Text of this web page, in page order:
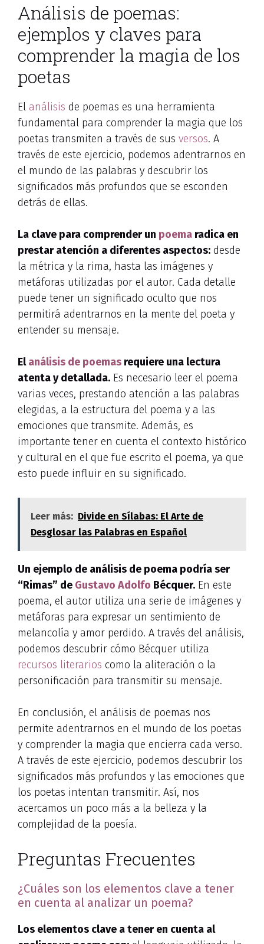
Análisis de poemas:
ejemplos y claves para
comprender la magia de los
poetas
El análisis de poemas es una herramienta
fundamental para comprender la magia que los
poetas transmiten a través de sus versos. A
través de este ejercicio, podemos adentrarnos en
el mundo de las palabras y descubrir los
significados más profundos que se esconden
detrás de ellas.
La clave para comprender un poema radica en
prestar atención a diferentes aspectos: desde
la métrica y la rima, hasta las imágenes y
metáforas utilizadas por el autor. Cada detalle
puede tener un significado oculto que nos
permitirá adentrarnos en la mente del poeta y
entender su mensaje.
Elanálisis de poemas requiere una lectura
atenta y detallada. Es necesario leer el poema
varias veces, prestando atención a las palabras
elegidas, a la estructura del poema y a las
emociones que transmite. Además, es
importante tener en cuenta el contexto histórico
y cultural en el que fue escrito el poema, ya que
esto puede influir en su significado.
Leer más: Divide en Sílabas: El Arte de
Desglosar las Palabras en Español
Un ejemplo de análisis de poema podría ser
“Rimas” de Gustavo Adolfo Bécquer. En este
poema, el autor utiliza una serie de imágenes y
metáforas para expresar un sentimiento de
melancolía y amor perdido. A través del análisis,
podemos descubrir cómo Bécquer utiliza
recursos literarios como la aliteración o la
personificación para transmitir su mensaje.
En conclusión, el análisis de poemas nos
permite adentrarnos en el mundo de los poetas
y comprender la magia que encierra cada verso.
A través de este ejercicio, podemos descubrir los
significados más profundos y las emociones que
los poetas intentan transmitir. Así, nos
acercamos un poco más a la belleza y la
complejidad de la poesía.
Preguntas Frecuentes
¿Cuáles son los elementos clave a tener
en cuenta al analizar un poema?
Los elementos clave a tener en cuenta al